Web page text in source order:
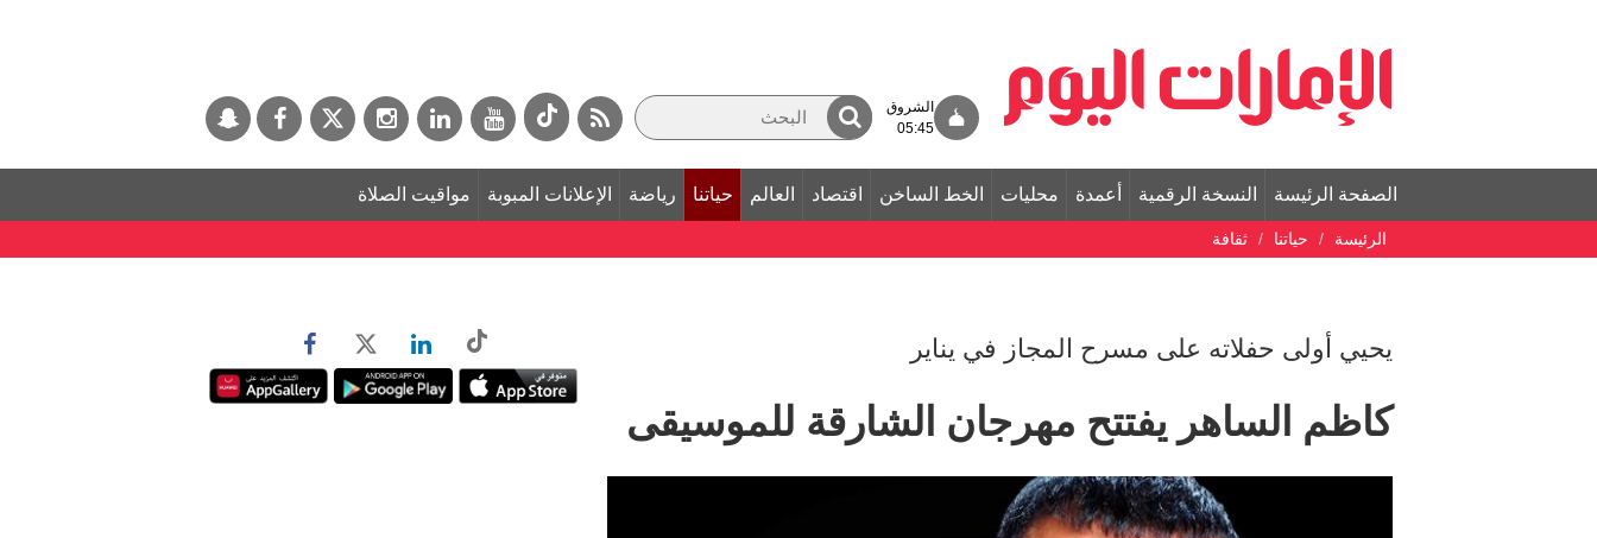
الشروق
05:45
الصفحة الرئيسة النسخة الرقمية أعمدة محليات الخط الساخن اقتصاد العالم حياتنا رياضة الإعلانات المبوبة مواقيت الصلاة
الرئيسة حياتنا ثقافة
يحيي أولى حفلاته على مسرح المجاز في يناير
كاظم الساهر يفتتح مهرجان الشارقة للموسيقى